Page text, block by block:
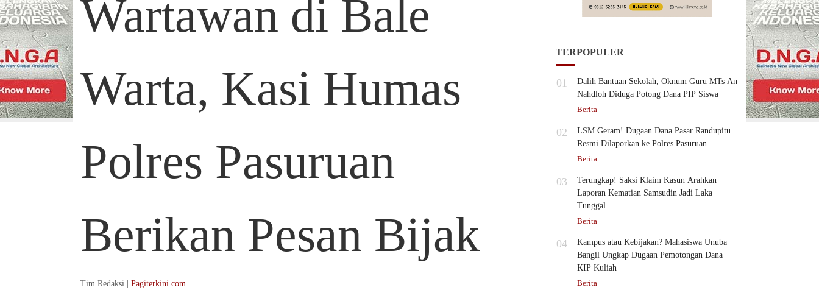
Wartawan di Bale
Warta, Kasi Humas
Polres Pasuruan
Berikan Pesan Bijak
Tim Redaksi | Pagiterkini.com
TERPOPULER
01
Dalih Bantuan Sekolah, Oknum Guru MTs An
Nahdloh Diduga Potong Dana PIP Siswa
Berita
02
LSM Geram! Dugaan Dana Pasar Randupitu
Resmi Dilaporkan ke Polres Pasuruan
Berita
03
Terungkap! Saksi Klaim Kasun Arahkan
Laporan Kematian Samsudin Jadi Laka
Tunggal
Berita
04
Kampus atau Kebijakan? Mahasiswa Unuba
Bangil Ungkap Dugaan Pemotongan Dana
KIP Kuliah
Berita